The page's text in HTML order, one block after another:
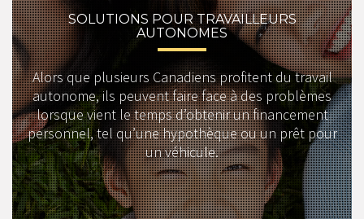
SOLUTIONS POUR TRAVAILLEURS
AUTONOMES
Alors que plusieurs Canadiens profitent du travail
autonome, ils peuvent faire face à des problèmes
lorsque vient le temps d’obtenir un financement
personnel, tel qu’une hypothèque ou un prêt pour
un véhicule.